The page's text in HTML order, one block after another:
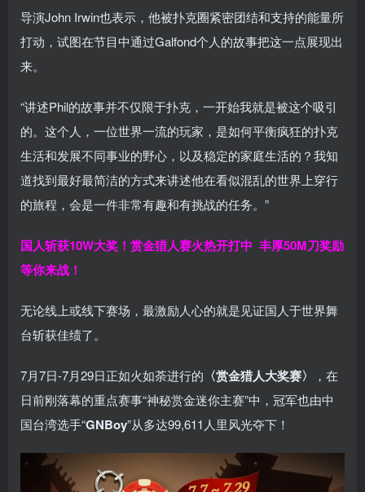
导演John Irwin也表示，他被扑克圈紧密团结和支持的能量所
打动，试图在节目中通过Galfond个人的故事把这一点展现出
来。
“讲述Phil的故事并不仅限于扑克，一开始我就是被这个吸引
的。这个人，一位世界一流的玩家，是如何平衡疯狂的扑克
生活和发展不同事业的野心，以及稳定的家庭生活的？我知
道找到最好最简洁的方式来讲述他在看似混乱的世界上穿行
的旅程，会是一件非常有趣和有挑战的任务。”
国人斩获10W大奖！ 赏金猎人赛火热开打中 丰厚50M刀奖励
等你来战！
无论线上或线下赛场，最激励人心的就是见证国人于世界舞
台斩获佳绩了。
7月7日-7月29日正如火如荼进行的 〈赏金猎人大奖赛〉
，在
日前刚落幕的重点赛事“神秘赏金迷你主赛”中，冠军也由中
国台湾选手“GNBoy”从多达99,611人里风光夺下！